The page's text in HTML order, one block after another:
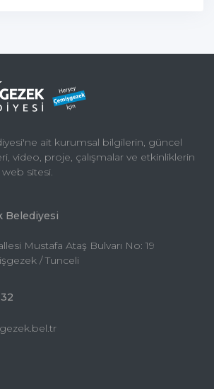
ait kurumsal bilgilerin, güncel
video, proje, çalışmalar ve etkinliklerin
web sitesi.
Belediyesi
Mustafa Ataş Bulvarı No: 19
/ Tunceli